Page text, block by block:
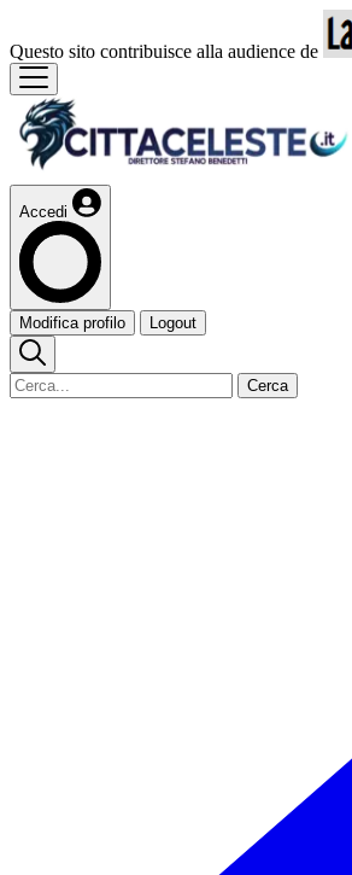
Questo sito contribuisce alla audience de
Accedi
Modifica profilo Logout
Cerca